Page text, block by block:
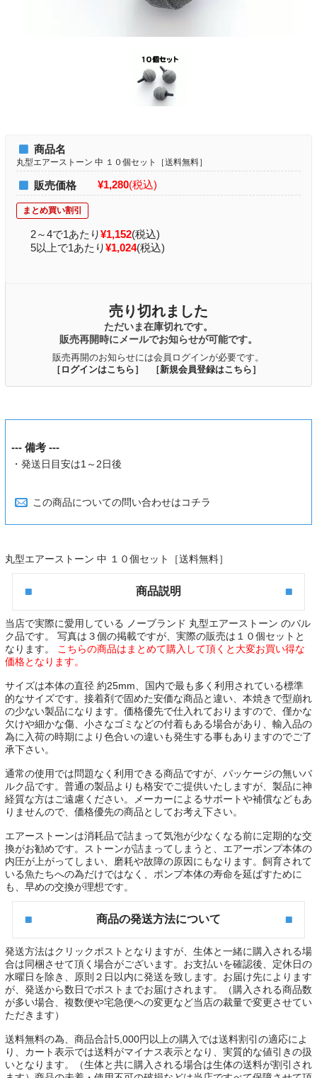
商品名
丸型エアーストーン 中 １０個セット［送料無料］
販売価格 ¥1,280(税込)
2～4で1あたり¥1,152(税込)
5以上で1あたり¥1,024(税込)
売り切れました
ただいま在庫切れです。
販売再開時にメールでお知らせが可能です。
販売再開のお知らせには会員ログインが必要です。
［ログインはこちら］
［新規会員登録はこちら］
--- 備考 ---
・発送日目安は1～2日後
この商品についての問い合わせはコチラ
丸型エアーストーン 中 １０個セット［送料無料］
商品説明
当店で実際に愛用している ノーブランド 丸型エアーストーン のバル
ク品です。 写真は３個の掲載ですが、実際の販売は１０個セットと
なります。
こちらの商品はまとめて購入して頂くと大変お買い得な
価格となります。
サイズは本体の直径 約25mm、国内で最も多く利用されている標準
的なサイズです。接着剤で固めた安価な商品と違い、 本焼きで型崩れ
の少ない製品になります。価格優先で仕入れておりますので、僅かな
欠けや細かな傷、小さなゴミなどの付着もある場合があり、輸入品の
為に入荷の時期により色合いの違いも発生する事もありますのでご了
承下さい。
通常の使用では問題なく利用できる商品ですが、パッケージの無いバ
ルク品です。普通の製品よりも格安でご提供いたしますが、製品に神
経質な方はご遠慮ください。メーカーによるサポートや補償などもあ
りませんので、価格優先の商品としてお考え下さい。
エアーストーンは消耗品で詰まって気泡が少なくなる前に定期的な交
換がお勧めです。ストーンが詰まってしまうと、エアーポンプ本体の
内圧が上がってしまい、磨耗や故障の原因にもなります。飼育されて
いる魚たちへの為だけではなく、ポンプ本体の寿命を延ばすために
も、早めの交換が理想です。
商品の発送方法について
発送方法はクリックポストとなりますが、生体と一緒に購入される場
合は同梱させて頂く場合がございます。お支払いを確認後、定休日の
水曜日を除き、原則２日以内に発送を致します。お届け先によります
が、発送から数日でポストまでお届けされます。（購入される商品数
が多い場合、複数便や宅急便への変更など当店の裁量で変更させてい
ただきます）
送料無料の為、商品合計5,000円以上の購入では送料割引の適応によ
り、カート表示では送料がマイナス表示となり、実質的な値引きの扱
いとなります。（生体と共に購入される場合は生体の送料が割引され